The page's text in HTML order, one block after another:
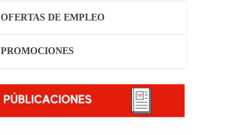
OFERTAS DE EMPLEO
PROMOCIONES